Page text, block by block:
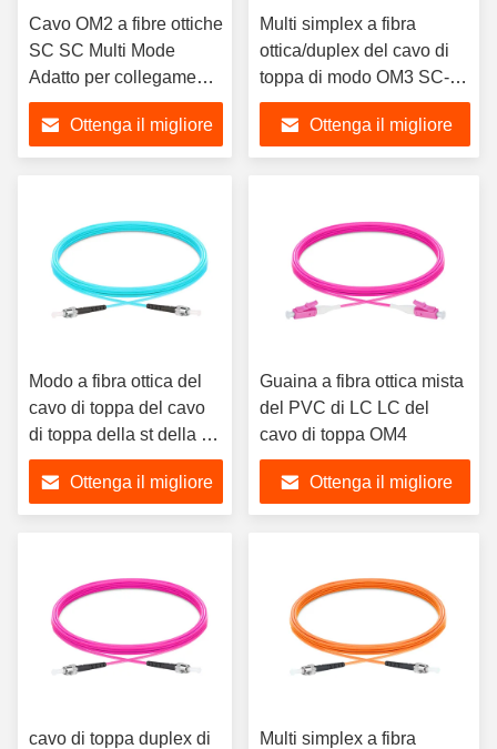
Cavo OM2 a fibre ottiche
SC SC Multi Mode
Adatto per collegamenti
a cabli a fibra ottica
Ottenga il migliore
Multi simplex a fibra
ottica/duplex del cavo di
toppa di modo OM3 SC-
SC
Ottenga il migliore
Modo a fibra ottica del
cavo di toppa del cavo
di toppa della st della st
OM3 multi
Ottenga il migliore
Guaina a fibra ottica mista
del PVC di LC LC del
cavo di toppa OM4
Ottenga il migliore
cavo di toppa duplex di
Multi simplex a fibra